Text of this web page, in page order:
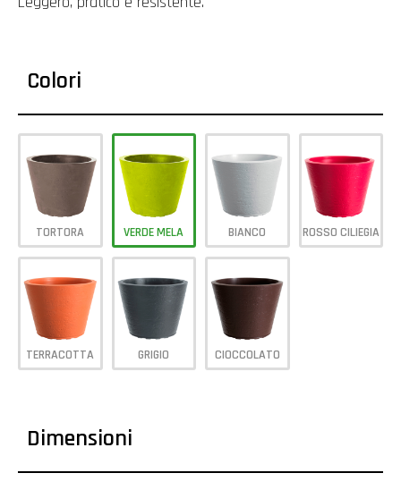
Colori
TORTORA VERDE MELA BIANCO ROSSO CILIEGIA
TERRACOTTA GRIGIO CIOCCOLATO
Dimensioni